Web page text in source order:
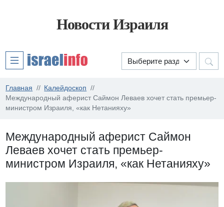
Новости Израиля
Главная
Калейдоскоп
Международный аферист Саймон Леваев хочет стать премьер-
министром Израиля, «как Нетанияху»
Международный аферист Саймон
Леваев хочет стать премьер-
министром Израиля, «как Нетанияху»